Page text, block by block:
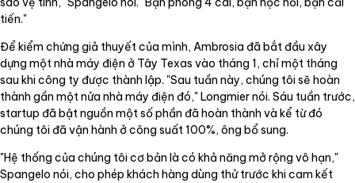
tiến."
Để kiểm chứng giả thuyết của mình, Ambrosia đã bắt đầu xây
dựng một nhà máy điện ở Tây Texas vào tháng 1, chỉ một tháng
sau khi công ty được thành lập. "Sau tuần này, chúng tôi sẽ hoàn
thành gần một nửa nhà máy điện đó," Longmier nói. Sáu tuần trước,
startup đã bật nguồn một số phần đã hoàn thành và kể từ đó
chúng tôi đã vận hành ở công suất 100%, ông bổ sung.
"Hệ thống của chúng tôi cơ bản là có khả năng mở rộng vô hạn,"
Spangelo nói, cho phép khách hàng dùng thử trước khi cam kết